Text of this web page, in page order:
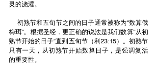
灵的浇灌。
梅珥”。根据圣经，更正确的说法是我们数算“从初
熟节开始的日子”直到五旬节（利23:15）。初熟节
只有一天，从初熟节开始数算日子，是强调复活
的重要性。